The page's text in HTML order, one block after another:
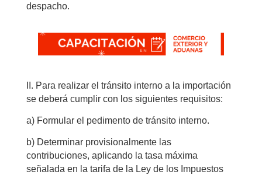
despacho.
II. Para realizar el tránsito interno a la importación
se deberá cumplir con los siguientes requisitos:
a) Formular el pedimento de tránsito interno.
b) Determinar provisionalmente las
contribuciones, aplicando la tasa máxima
señalada en la tarifa de la Ley de los Impuestos